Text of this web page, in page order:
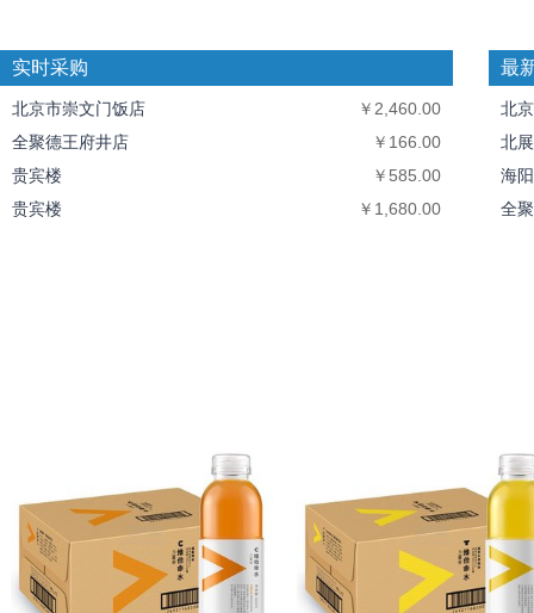
实时采购
北京市崇文门饭店
￥2,460.00
全聚德王府井店
￥166.00
贵宾楼
￥585.00
贵宾楼
￥1,680.00
最
北
北
海
全